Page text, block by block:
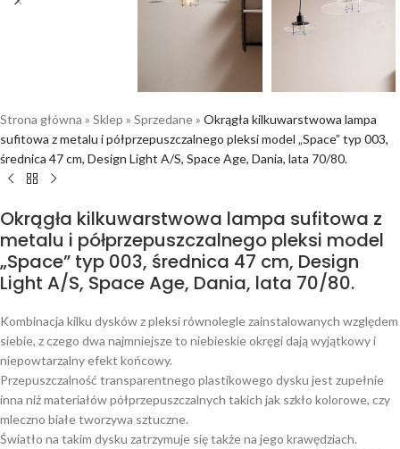
Strona główna » Sklep » Sprzedane» Okrągła kilkuwarstwowa lampa
sufitowa z metalu i półprzepuszczalnego pleksi model „Space” typ 003,
średnica 47 cm, Design Light A/S, Space Age, Dania, lata 70/80.
Okrągła kilkuwarstwowa lampa sufitowa z
metalu i półprzepuszczalnego pleksi model
„Space” typ 003, średnica 47 cm, Design
Light A/S, Space Age, Dania, lata 70/80.
Kombinacja kilku dysków z pleksi równolegle zainstalowanych względem
siebie, z czego dwa najmniejsze to niebieskie okręgi dają wyjątkowy i
niepowtarzalny efekt końcowy.
Przepuszczalność transparentnego plastikowego dysku jest zupełnie
inna niż materiałów półprzepuszczalnych takich jak szkło kolorowe, czy
mleczno białe tworzywa sztuczne.
Światło na takim dysku zatrzymuje się także na jego krawędziach.